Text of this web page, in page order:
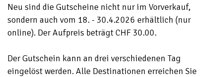
Neu sind die Gutscheine nicht nur im Vorverkauf,
sondern auch vom 18. - 30.4.2026 erhältlich (nur
online). Der Aufpreis beträgt CHF 30.00.
Der Gutschein kann an drei verschiedenen Tag
eingelöst werden. Alle Destinationen erreichen Sie